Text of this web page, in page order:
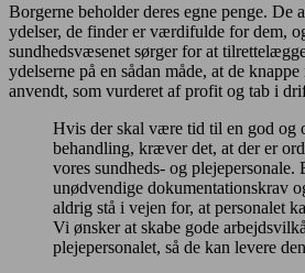
Borgerne beholder deres egne penge. De
ydelser, de finder er værdifulde for dem,
sundhedsvæsenet sørger for at
ydelserne på en sådan måde, at de
anvendt, som vurderet af profit og tab i
Hvis der skal være tid til en god og
behandling, kræver det, at der er
vores sundheds- og plejepersonale.
unødvendige dokumentationskrav
aldrig stå i vejen for, at personalet
Vi ønsker at skabe gode
plejepersonalet, så de kan levere